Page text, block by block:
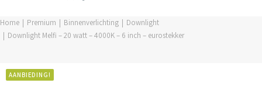
BUDGET ASSORTIMENT
Home Premium Binnenverlichting
Downlight
Downlight Melfi – 20 watt – 4000K – 6 inch – eurostekker
AANBIEDING!